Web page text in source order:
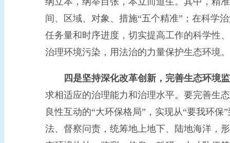
间、区域、对象、措施“五个精准”；在科学
任务量和时序进度，切实提高工作的科学性
治理环境污染，用法治的力量保护生态环境。
四是坚持深化改革创新，完善生态环境
求相适应的治理能力和治理水平。要完善生
良性互动的“大环保格局”，实现从“要我环
法、督察问责，统筹地上地下、陆地海洋，